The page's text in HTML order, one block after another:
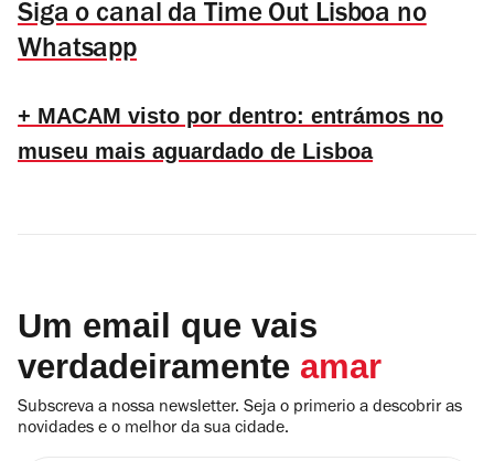
Siga o canal da Time Out Lisboa no
Whatsapp
+ MACAM visto por dentro: entrámos no
museu mais aguardado de Lisboa
Um email que vais
verdadeiramente amar
Subscreva a nossa newsletter. Seja o primerio a descobrir as
novidades e o melhor da sua cidade.